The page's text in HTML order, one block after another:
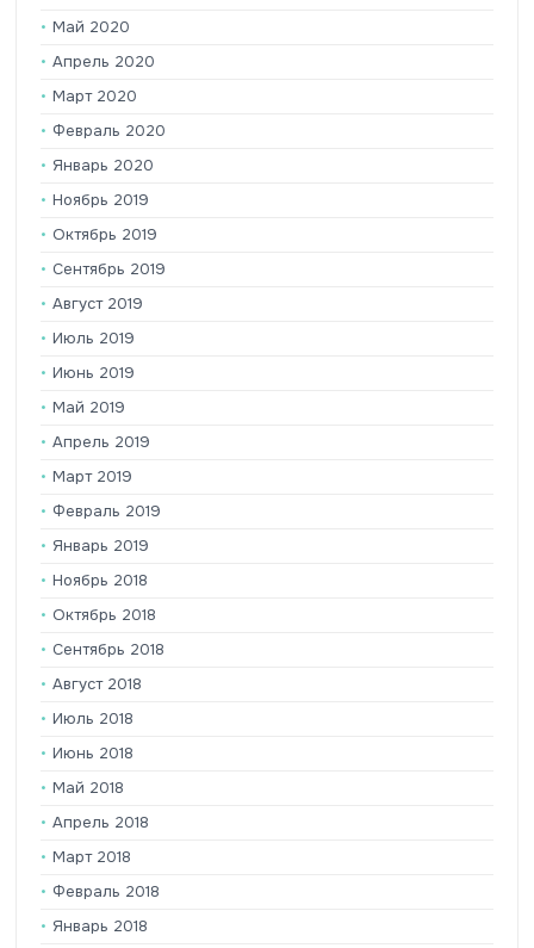
Май 2020
Апрель 2020
Март 2020
Февраль 2020
Январь 2020
Ноябрь 2019
Октябрь 2019
Сентябрь 2019
Август 2019
Июль 2019
Июнь 2019
Май 2019
Апрель 2019
Март 2019
Февраль 2019
Январь 2019
Ноябрь 2018
Октябрь 2018
Сентябрь 2018
Август 2018
Июль 2018
Июнь 2018
Май 2018
Апрель 2018
Март 2018
Февраль 2018
Январь 2018